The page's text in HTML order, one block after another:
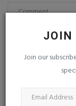
JOIN
Join our
Post Comment